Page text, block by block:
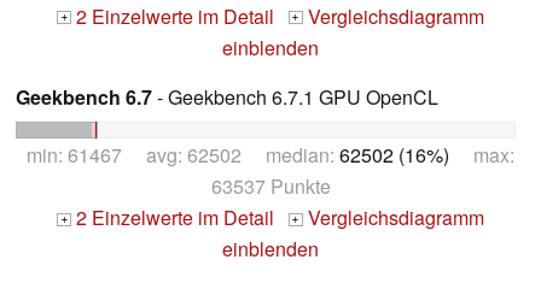
+ 2 Einzelwerte im Detail + Vergleichsdiagramm
einblenden
Geekbench 6.7- Geekbench 6.7.1 GPU OpenCL
min: 61467 avg: 62502 median: 62502 (16%) max:
63537 Punkte
+ 2 Einzelwerte im Detail + Vergleichsdiagramm
einblenden